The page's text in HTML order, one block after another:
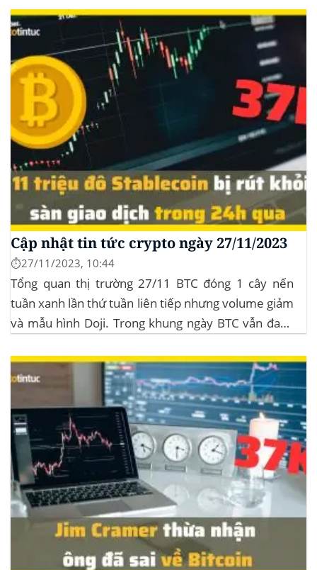
một nửa Bitcoin làm...
Cập nhật tin tức crypto ngày 27/11/2023
⏱️27/11/2023, 10:44
Tổng quan thị trường 27/11 BTC đóng 1 cây nến
tuần xanh lần thứ tuần liên tiếp nhưng volume giảm
và mẫu hình Doji. Trong khung ngày BTC vẫn đang
triệu đô Stablecoin bị rút khỏi các sàn giao dịch...